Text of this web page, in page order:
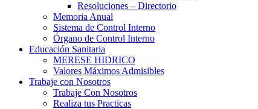
Resoluciones – Directorio
Memoria Anual
Sistema de Control Interno
Órgano de Control Interno
Educación Sanitaria
MERESE HIDRICO
Valores Máximos Admisibles
Trabaje con Nosotros
Trabaje Con Nosotros
Realiza tus Practicas